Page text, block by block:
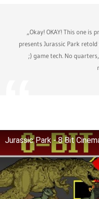
„Okay! OKAY! This one is
presents Jurassic Park
;) game tech. No
Jurassic Park - 8 Bit